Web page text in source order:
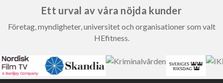
Ett urval av våra nöjda kunder
Företag, myndigheter, universitet och organisationer som valt
HEfitness.